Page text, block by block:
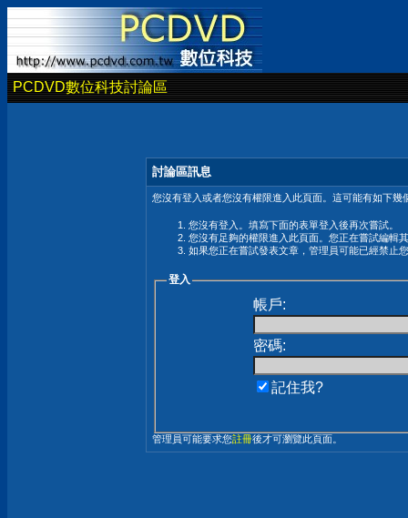
PCDVD數位科技討論區
討論區訊息
您沒有登入或者您沒有權限進入此頁面。這可能有如下幾
您沒有登入。填寫下面的表單登入後再次嘗試。
您沒有足夠的權限進入此頁面。您正在嘗試編輯
如果您正在嘗試發表文章，管理員可能已經禁止
登入
帳戶:
密碼:
記住我?
管理員可能要求您註冊後才可瀏覽此頁面。